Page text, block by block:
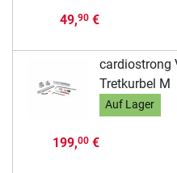
49,90€
cardiostrong
Tretkurbel M
Auf Lager
199,00€